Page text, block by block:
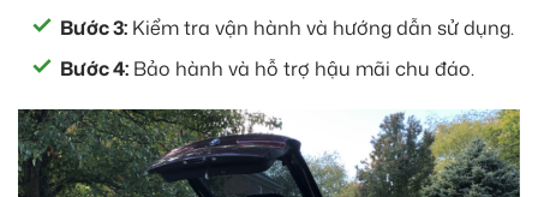
Bước 3: Kiểm tra vận hành và hướng dẫn sử dụng.
Bước 4: Bảo hành và hỗ trợ hậu mãi chu đáo.